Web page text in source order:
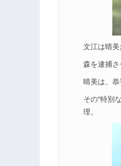
文江は晴美
森を逮捕さ
晴美は、
その“特別
理。